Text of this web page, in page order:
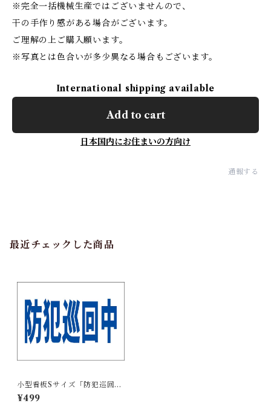
※完全一括機械生産ではございませんので、
干の手作り感がある場合がございます。
ご理解の上ご購入願います。
※写真とは色合いが多少異なる場合もございます。
International shipping available
Add to cart
日本国内にお住まいの方向け
通報する
最近チェックした商品
小型看板Sサイズ「防犯巡回中
（青字）」 屋外可【防犯・防
災】
¥499